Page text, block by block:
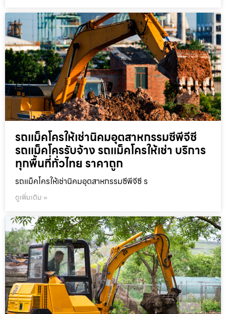
รถแม็คโครให้เช่านิคมอุตสาหกรรมซีพีจีซี
รถแม็คโครรับจ้าง รถแม็คโครให้เช่า บริการ
ทุกพื้นที่ทั่วไทย ราคาถูก
รถแม็คโครให้เช่านิคมอุตสาหกรรมซีพีจีซี ร
ดูเพิ่มเติม »